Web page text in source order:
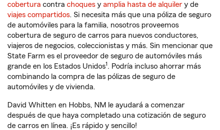
cobertura contra choques y amplia hasta de alquiler y de
viajes compartidos. Si necesita más que una póliza de seguro
de automóviles para la familia, nosotros proveemos
cobertura de seguro de carros para nuevos conductores,
viajeros de negocios, coleccionistas y más. Sin mencionar que
State Farm es el proveedor de seguro de automóviles más
grande en los Estados Unidos1. Podría incluso ahorrar más
combinando la compra de las pólizas de seguro de
automóviles y de vivienda.
David Whitten en Hobbs, NM le ayudará a comenzar
después de que haya completado una cotización de seguro
de carros en línea. ¡Es rápido y sencillo!